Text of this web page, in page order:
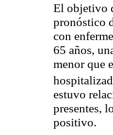
El objetivo
pronóstico
con
65 años,
menor que
estuvo
presentes,
positivo.